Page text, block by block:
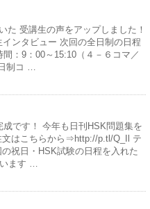
た 受講生の声をアップしました！
ンタビュー 次回の全日制の日程
：9：00～15:10（４－６コマ／
制コ …
です！ 今年も日刊HSK問題集を
文はこちらから⇒http://p.tl/Q_Il テ
祝日・HSK試験の日程を入れた
います …